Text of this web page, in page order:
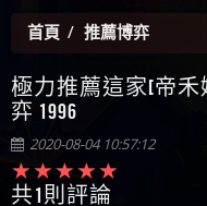
【蘇俊曄】所以會
極力推薦這家[帝
2020-08-04 10:57:12
共1則評論
現金版